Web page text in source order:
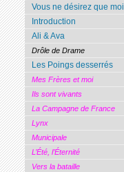
Vous ne désirez que moi
Introduction
Ali & Ava
Drôle de Drame
Les Poings desserrés
Mes Frères et moi
Ils sont vivants
La Campagne de France
Lynx
Municipale
L’Été, l’Éternité
Vers la bataille